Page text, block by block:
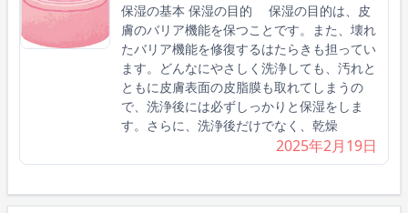
保湿の基本 保湿の目的 保湿の目的は、皮
膚のバリア機能を保つことです。また、壊れ
たバリア機能を修復するはたらきも担ってい
ます。どんなにやさしく洗浄しても、汚れと
ともに皮膚表面の皮脂膜も取れてしまうの
で、洗浄後には必ずしっかりと保湿をしま
す。さらに、洗浄後だけでなく、乾燥
2025年2月19日